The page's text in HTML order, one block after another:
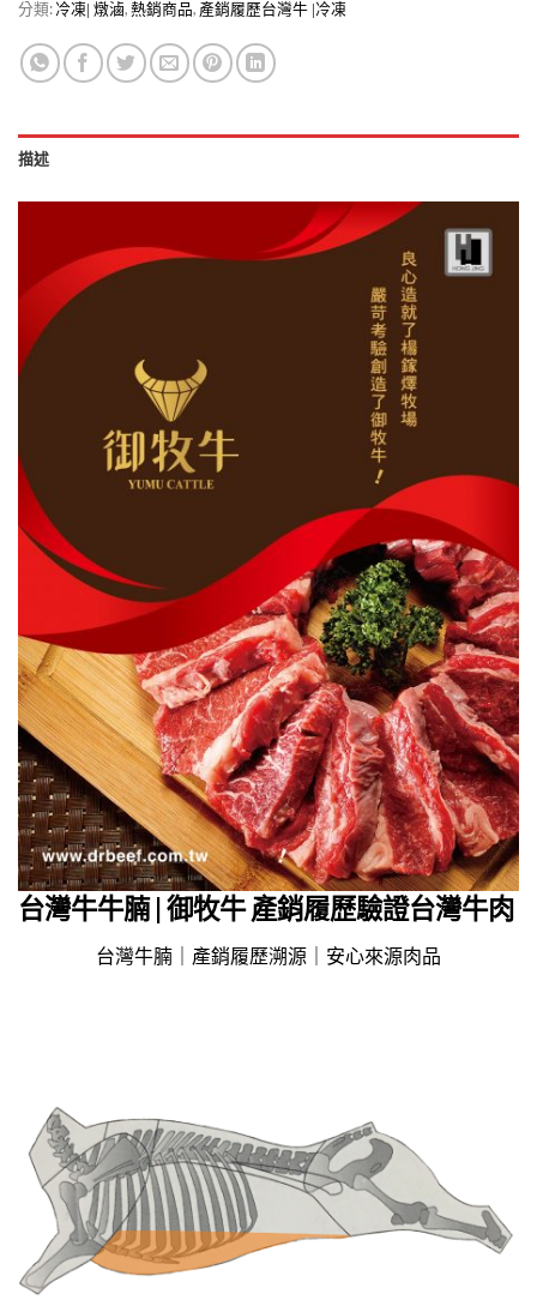
分類: 冷凍| 燉滷, 熱銷商品, 產銷履歷台灣牛 |冷凍
描述
台灣牛牛腩 | 御牧牛 產銷履歷驗證台灣牛肉
台灣牛腩｜產銷履歷溯源｜安心來源肉品